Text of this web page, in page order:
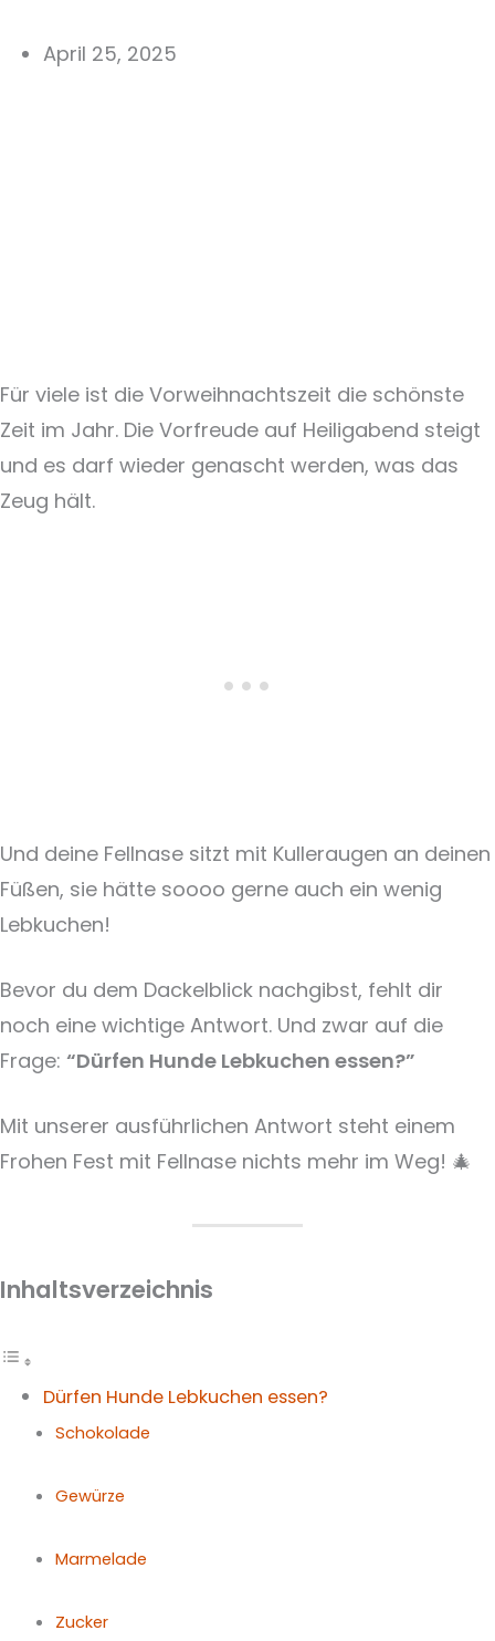
April 25, 2025
Für viele ist die Vorweihnachtszeit die schönste
Zeit im Jahr. Die Vorfreude auf Heiligabend steigt
und es darf wieder genascht werden, was das
Zeug hält.
Und deine Fellnase sitzt mit Kulleraugen an deinen
Füßen, sie hätte soooo gerne auch ein wenig
Lebkuchen!
Bevor du dem Dackelblick nachgibst, fehlt dir
noch eine wichtige Antwort. Und zwar auf die
Frage: “Dürfen Hunde Lebkuchen essen?”
Mit unserer ausführlichen Antwort steht einem
Frohen Fest mit Fellnase nichts mehr im Weg! 🎄
Inhaltsverzeichnis
Dürfen Hunde Lebkuchen essen?
Schokolade
Gewürze
Marmelade
Zucker